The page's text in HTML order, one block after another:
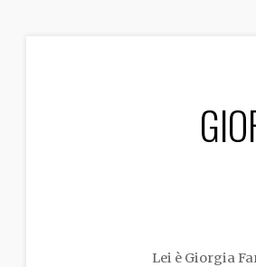
Lei è Giorgia